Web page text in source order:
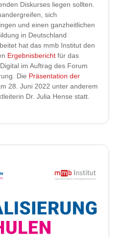
Diskurses liegen sollten.
sich
und einen ganzheitlichen
in Deutschland
hat das mmb Institut den
Ergebnisberichtfür das
im Auftrag des Forum
Die Präsentation der
28. Juni 2022 unter anderem
Dr. Julia Hense statt.